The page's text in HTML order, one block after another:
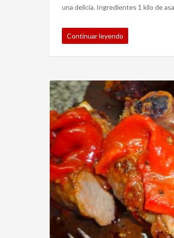
una delicia. Ingredientes 1 kilo de
Continuar leyendo